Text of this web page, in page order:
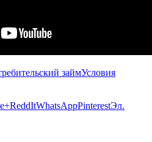
займУсловия
ReddItWhatsAppPinterestЭл.